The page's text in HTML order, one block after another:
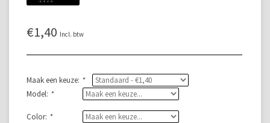
€1,40 Incl. btw
Maak een keuze: *
Model: *
Color: *